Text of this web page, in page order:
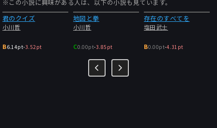
※この小説に興味がある人は、以下の小説も見ています。
君のクイズ
小川哲
B6.14pt-3.52pt
地図と拳
小川哲
C0.00pt-3.85pt
存在のすべてを
塩田武士
B0.00pt-4.31pt